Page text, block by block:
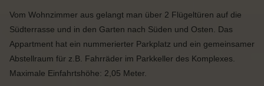
Vom Wohnzimmer aus gelangt man über 2 Flügeltüren auf die
Südterrasse und in den Garten nach Süden und Osten. Das
Appartment hat ein nummerierter Parkplatz und ein gemeinsamer
Abstellraum für z.B. Fahrräder im Parkkeller des Komplexes.
Maximale Einfahrtshöhe: 2,05 Meter.